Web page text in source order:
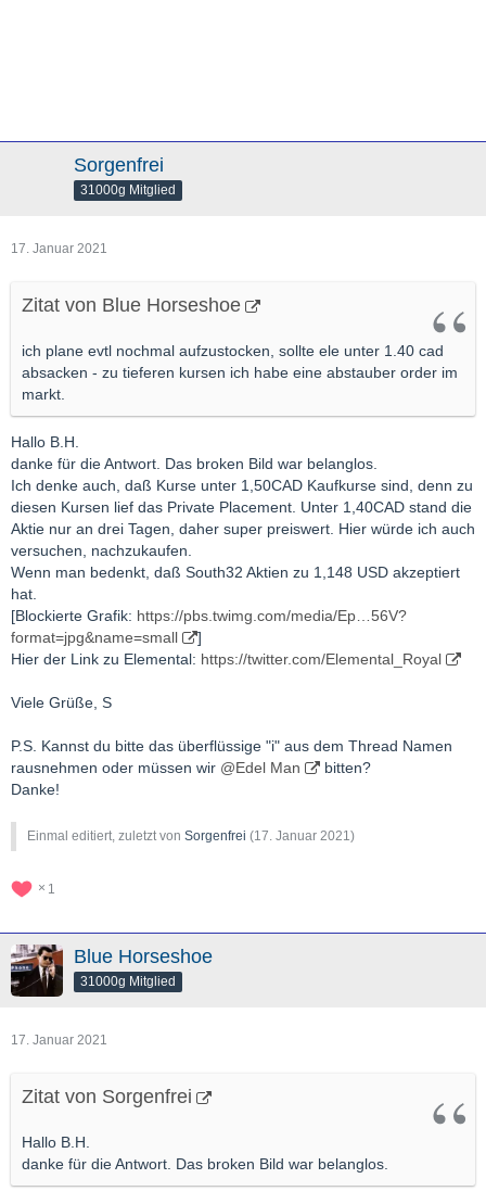
Sorgenfrei
31000g Mitglied
17. Januar 2021
Zitat von Blue Horseshoe
ich plane evtl nochmal aufzustocken, sollte ele unter 1.40 cad
absacken - zu tieferen kursen ich habe eine abstauber order im
markt.
Hallo B.H.
danke für die Antwort. Das broken Bild war belanglos.
Ich denke auch, daß Kurse unter 1,50CAD Kaufkurse sind, denn zu
diesen Kursen lief das Private Placement. Unter 1,40CAD stand die
Aktie nur an drei Tagen, daher super preiswert. Hier würde ich auch
versuchen, nachzukaufen.
Wenn man bedenkt, daß South32 Aktien zu 1,148 USD akzeptiert
hat.
[Blockierte Grafik: https://pbs.twimg.com/media/Ep…56V?
format=jpg&name=small
]
Hier der Link zu Elemental: https://twitter.com/Elemental_Royal
Viele Grüße, S
P.S. Kannst du bitte das überflüssige "i" aus dem Thread Namen
rausnehmen oder müssen wir @Edel Man
bitten?
Danke!
Einmal editiert, zuletzt von Sorgenfrei (17. Januar 2021 )
1
Blue Horseshoe
31000g Mitglied
17. Januar 2021
Zitat von Sorgenfrei
Hallo B.H.
danke für die Antwort. Das broken Bild war belanglos.